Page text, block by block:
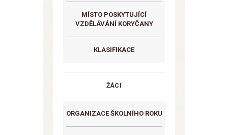
MÍSTO POSKYTUJÍCÍ
VZDĚLÁVÁNÍ KORYČANY
KLASIFIKACE
ŽÁCI
ORGANIZACE ŠKOLNÍHO ROKU